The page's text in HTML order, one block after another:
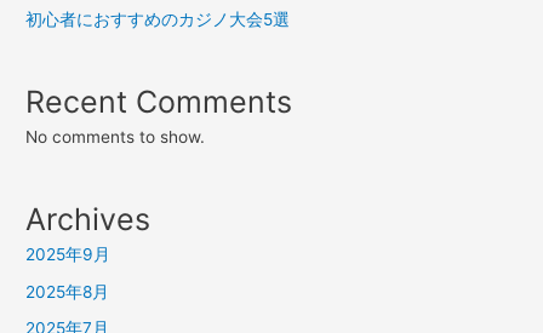
初心者におすすめのカジノ大会5選
Recent Comments
No comments to show.
Archives
2025年9月
2025年8月
2025年7月